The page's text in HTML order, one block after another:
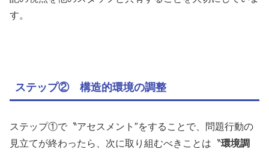
す。
ステップ② 構造的環境の調整
ステップ①で〝アセスメント″をすることで、問題行動の
見立てが終わったら、次に取り組むべきことは〝環境調